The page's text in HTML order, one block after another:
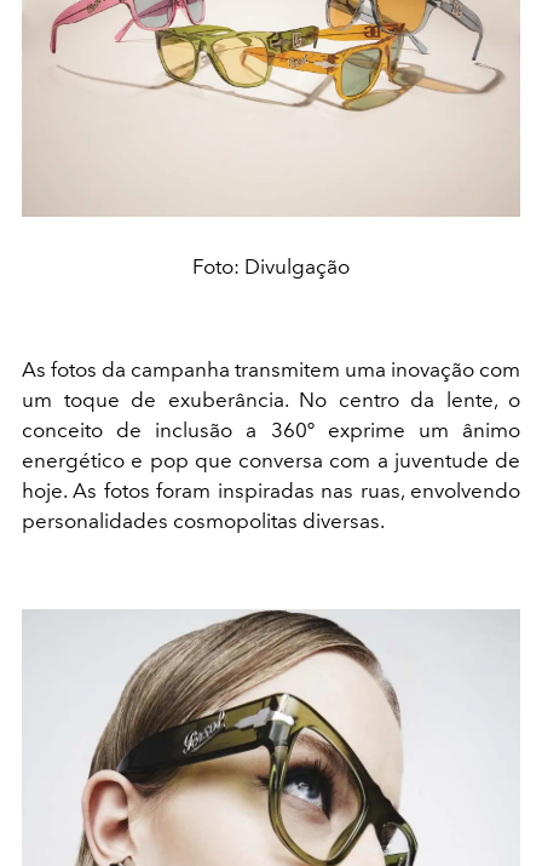
Foto: Divulgação
As fotos da campanha transmitem uma inovação com
um toque de exuberância. No centro da lente, o
conceito de inclusão a 360º exprime um ânimo
energético e pop que conversa com a juventude de
hoje. As fotos foram inspiradas nas ruas, envolvendo
personalidades cosmopolitas diversas.